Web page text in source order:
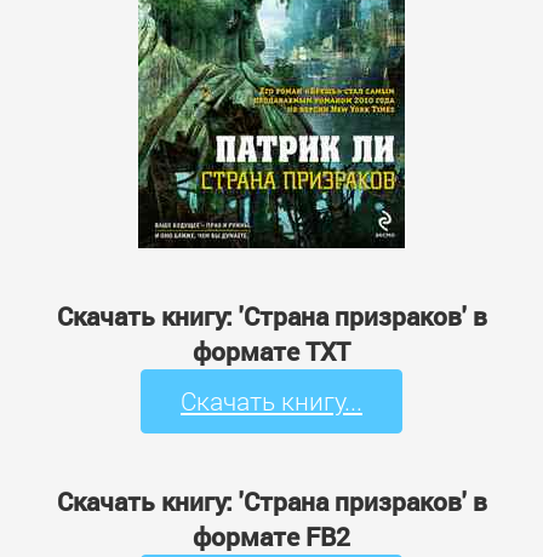
Скачать книгу: 'Страна призраков' в
формате TXT
Скачать книгу...
Скачать книгу: 'Страна призраков' в
формате FB2